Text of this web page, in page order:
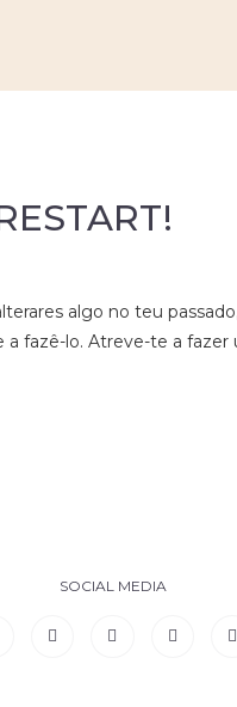
algo no teu
fazê-lo. Atreve-te a fazer
SOCIAL MEDIA